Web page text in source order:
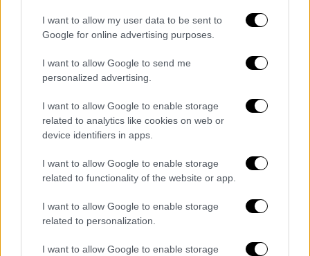
I want to allow my user data to be sent to
Google for online advertising purposes.
I want to allow Google to send me
personalized advertising.
I want to allow Google to enable storage
related to analytics like cookies on web or
device identifiers in apps.
I want to allow Google to enable storage
related to functionality of the website or app.
I want to allow Google to enable storage
related to personalization.
I want to allow Google to enable storage
Με απλά λόγια, μέσα σε μία ημέρα πέντε από
τα δώδεκα διαθέσιμα οχήματαβρέθηκαν
εκτός υπηρεσίας, γεγονός που αποτυπώνει
με σαφήνεια πόσο εύθραυστη παραμένει
δικτύου, αλλά και η αντοχή του συστήματος
με αποτέλεσμα δύο βλάβες να αρκούν για να
ακυρωθούν ταυτόχρονα δρομολόγια σε δύο
διαφορετικές γραμμές.
είχε να σφυρίξει τρία χρόνιαμολονότι η
πόλη εξυπηρετούνταν σιδηροδρομικά από το
1931 αποτελώντας για δεκαετίες το